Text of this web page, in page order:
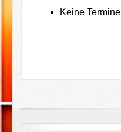
Keine Termine